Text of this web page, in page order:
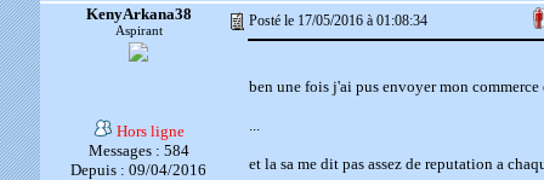
KenyArkana38
Aspirant
Posté le 17/05/2016 à 01:08:34
Hors ligne
Messages : 584
Depuis : 09/04/2016
ben une fois j'ai pus envoyer mon commerce
...
et la sa me dit pas assez de reputation a